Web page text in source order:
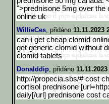
">prednisone 5mg over the
online uk
WillieCes, přidáno 11.11.2023
can i get cheap clomid
get generic clomid without
clomid tablets
Donalddip, přidáno
http://propecia.sbs/# cost
cortisol prednisone
daily[/url] prednisone cost